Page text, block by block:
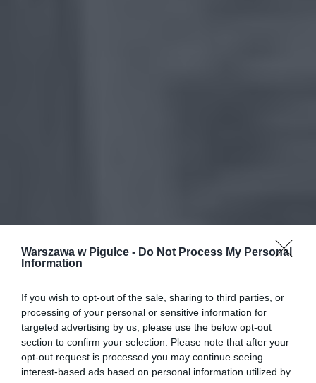
Warszawa w Pigułce - Do Not Process My Personal
Information
If you wish to opt-out of the sale, sharing to third parties, or
processing of your personal or sensitive information for
targeted advertising by us, please use the below opt-out
section to confirm your selection. Please note that after your
opt-out request is processed you may continue seeing
interest-based ads based on personal information utilized by